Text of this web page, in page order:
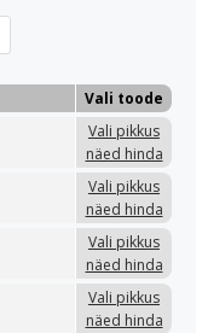
Vali toode
Vali pikkus
näed hinda
Vali pikkus
näed hinda
Vali pikkus
näed hinda
Vali pikkus
näed hinda